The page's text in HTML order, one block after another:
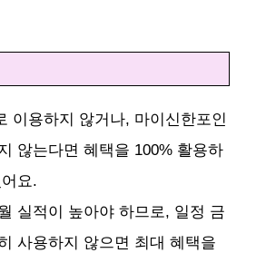
이용하지 않거나, 마이신한포인
않는다면 혜택을 100% 활용하
요.
실적이 높아야 하므로, 일정 금
사용하지 않으면 최대 혜택을